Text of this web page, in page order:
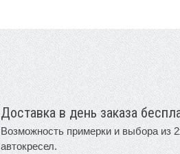
Доставка в день заказа
Возможность примерки и выбора из
автокресел.